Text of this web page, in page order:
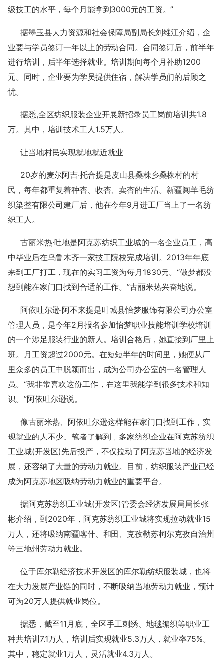
级技工的水平，每个月能拿到3000元的工资。”
据墨玉县人力资源和社会保障局副局长刘维江介绍，企
业要与学员签订一年以上的劳动合同。合同签订后，前半年
进行培训，后半年选择就业。培训期间每个月补助1200
元。同时，企业要为学员提供住宿，解决学员们的后顾之
忧。
据悉,全区纺织服装企业开展新招录员工岗前培训共1.8
万。其中，培训技术工人1.5万人。
让当地村民实现就地就近就业
20岁的麦尔阿吉·托合提是皮山县桑株乡桑株村的村
民，每年都重复着种杏、收杏、卖杏的生活。新疆阗羊毛纺
织染整有限公司建厂后，他在今年9月进工厂当上了一名纺
织工人。
古丽米热·吐地是阿克苏纺织工业城的一名企业员工，高
中毕业后在乌鲁木齐一家技工院校完成培训。2013年年底
来到工厂打工，现在的实习工资为每月1830元。“做梦都没
想到能在家门口找到合适的工作。”古丽米热兴奋地说。
阿依吐尔逊·阿不来提是叶城县怡梦服饰有限公司办公室
管理人员，是今年2月报名参加怡梦职业技能培训学校培训
的一个涉足服装行业的新人。培训合格后，她直接到厂里上
班。月工资超过2000元。在短短半年的时间里，她便从厂
里众多的员工中脱颖而出，成为公司办公室的一名管理人
员。“我非常喜欢这份工作，在这里我能学到很多技术和知
识。”阿依吐尔逊说。
像古丽米热、阿依吐尔逊这样能在家门口找到工作，实
现就业的人不少。笔者了解到，多家纺织企业在阿克苏纺织
工业城(开发区)先后投产，不仅拉动了阿克苏当地的经济发
展，还容纳了大量的劳动力就业。目前，纺织服装产业已经
成为阿克苏地区吸纳劳动力就业的重要平台。
据阿克苏纺织工业城(开发区)管委会经济发展局局长张
彬介绍，到2020年，阿克苏纺织工业城将实现拉动就业15
万人，还将吸纳南疆喀什、和田、克孜勒苏柯尔克孜自治州
等三地州劳动力就业。
位于库尔勒经济技术开发区的库尔勒纺织服装城，也将
在大力发展产业链的同时，不断吸纳当地劳动力就业，预计
可为20万人提供就业岗位。
据悉，截至11月底，全区手工刺绣、地毯编织等职业工
种共培训7.1万人，培训后实现就业5.3万人，就业率75%。
其中，稳定就业1万人，灵活就业4.3万人。